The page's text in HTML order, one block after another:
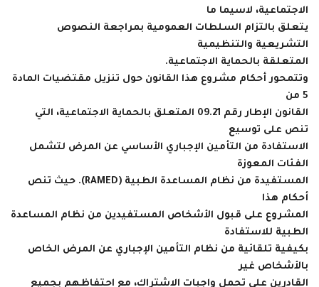
الاجتماعية، لاسيما ما
يتعلق بالتزام السلطات العمومية بمراجعة النصوص
التشريعية والتنظيمية
المتعلقة بالحماية الاجتماعية.
وتتمحور أحكام مشروع هذا القانون حول تنزيل مقتضيات المادة
5 من
القانون الإطار رقم 09.21 المتعلق بالحماية الاجتماعية، التي
تنص على توسيع
الاستفادة من التأمين الإجباري الأساسي عن المرض لتشمل
الفئات المعوزة
المستفيدة من نظام المساعدة الطبية (RAMED). حيث تنص
أحكام هذا
المشروع على قبول الأشخاص المستفيدين من نظام المساعدة
الطبية للاستفادة
بكيفية تلقائية من نظام التأمين الإجباري عن المرض الخاص
بالأشخاص غير
القادرين على تحمل واجبات الاشتراك، مع احتفاظهم بجميع